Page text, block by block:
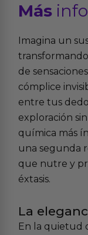
Más
Imagina un
de
cómplice
entre tus
exploración
química más
una segunda
que nutre y
éxtasis.
La
En la quietud